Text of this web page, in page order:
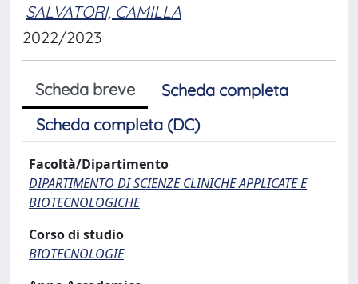
SALVATORI, CAMILLA
2022/2023
Scheda breve
Scheda completa
Scheda completa (DC)
Facoltà/Dipartimento
DIPARTIMENTO DI SCIENZE CLINICHE APPLICATE E
BIOTECNOLOGICHE
Corso di studio
BIOTECNOLOGIE